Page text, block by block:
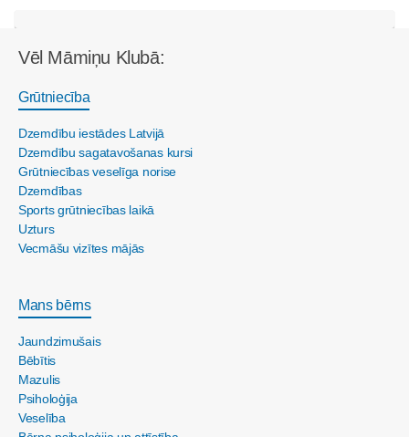
Vēl Māmiņu Klubā:
Grūtniecība
Dzemdību iestādes Latvijā
Dzemdību sagatavošanas kursi
Grūtniecības veselīga norise
Dzemdības
Sports grūtniecības laikā
Uzturs
Vecmāšu vizītes mājās
Mans bērns
Jaundzimušais
Bēbītis
Mazulis
Psiholoģija
Veselība